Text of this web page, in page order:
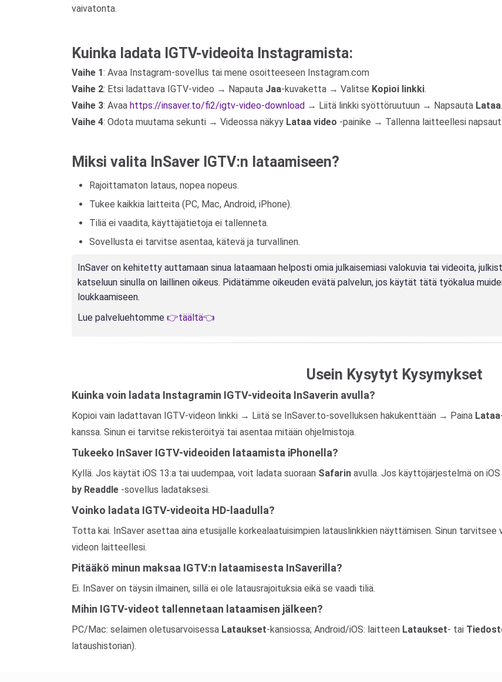
vaivatonta.
Kuinka ladata IGTV-videoita Instagramista:
Vaihe 1: Avaa Instagram-sovellus tai mene osoitteeseen Instagram.com
Vaihe 2: Etsi ladattava IGTV-video → Napauta Jaa-kuvaketta → Valitse Kopioi linkki.
Vaihe 3: Avaa https://insaver.to/fi2/igtv-video-download → Liitä linkki syöttöruutuun → Napsauta Lataa.
Vaihe 4: Odota muutama sekunti → Videossa näkyy Lataa video -painike → Tallenna laitteellesi
Miksi valita InSaver IGTV:n lataamiseen?
Rajoittamaton lataus, nopea nopeus.
Tukee kaikkia laitteita (PC, Mac, Android, iPhone).
Tiliä ei vaadita, käyttäjätietoja ei tallenneta.
Sovellusta ei tarvitse asentaa, kätevä ja turvallinen.
InSaver on kehitetty auttamaan sinua lataamaan helposti omia julkaisemiasi valokuvia tai videoita,
katseluun sinulla on laillinen oikeus. Pidätämme oikeuden evätä palvelun, jos käytät tätä työkalua
loukkaamiseen.
Lue palveluehtomme 👉täältä👈
Usein Kysytyt Kysymykset
Kuinka voin ladata Instagramin IGTV-videoita InSaverin avulla?
Kopioi vain ladattavan IGTV-videon linkki → Liitä se InSaver.to-sovelluksen hakukenttään → Paina Lataa
kanssa. Sinun ei tarvitse rekisteröityä tai asentaa mitään ohjelmistoja.
Tukeeko InSaver IGTV-videoiden lataamista iPhonella?
Kyllä. Jos käytät iOS 13:a tai uudempaa, voit ladata suoraan Safarin avulla. Jos käyttöjärjestelmä on
by Readdle -sovellus ladataksesi.
Voinko ladata IGTV-videoita HD-laadulla?
Totta kai. InSaver asettaa aina etusijalle korkealaatuisimpien latauslinkkien näyttämisen. Sinun
videon laitteellesi.
Pitääkö minun maksaa IGTV:n lataamisesta InSaverilla?
Ei. InSaver on täysin ilmainen, sillä ei ole latausrajoituksia eikä se vaadi tiliä.
Mihin IGTV-videot tallennetaan lataamisen jälkeen?
PC/Mac: selaimen oletusarvoisessa Lataukset-kansiossa; Android/iOS: laitteen Lataukset- tai
lataushistorian).